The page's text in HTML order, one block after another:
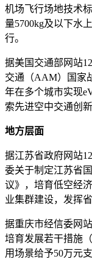
机场飞行场地技术
量5700kg及以下水
行。
据美国交通部网站
交通（AAM）国家
年在多个城市实现
索先进空中交通创
地方层面
据江苏省政府网站
委关于制定江苏省
议》，培育低空经
业集群建设，发挥
据重庆市经信委网
培育发展若干措施
用场景给予50万元